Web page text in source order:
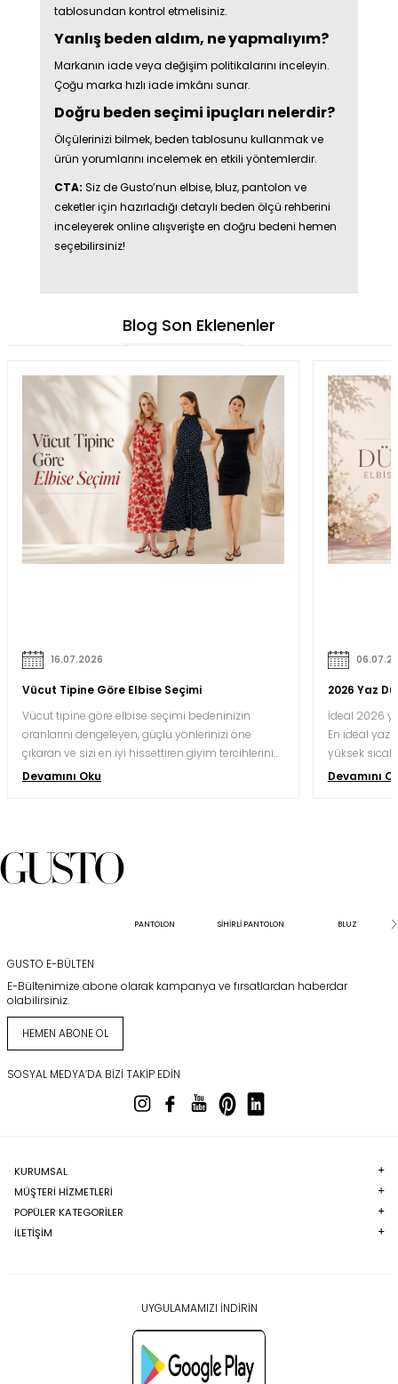
tablosundan kontrol etmelisiniz.
Yanlış beden aldım, ne yapmalıyım?
Markanın iade veya değişim politikalarını inceleyin.
Çoğu marka hızlı iade imkânı sunar.
Doğru beden seçimi ipuçları nelerdir?
Ölçülerinizi bilmek, beden tablosunu kullanmak ve
ürün yorumlarını incelemek en etkili yöntemlerdir.
CTA: Siz de Gusto’nun elbise, bluz, pantolon ve
ceketler için hazırladığı detaylı beden ölçü rehberini
inceleyerek online alışverişte en doğru bedeni hemen
seçebilirsiniz!
Blog Son Eklenenler
16.07.2026
Vücut Tipine Göre Elbise Seçimi
Vücut tipine göre elbise seçimi bedeninizin
oranlarını dengeleyen, güçlü yönlerinizi öne
çıkaran ve sizi en iyi hissettiren giyim tercihlerini
yapmak için oldukça önemlidir. Doğru kesim ve
Devamını Oku
2026 Yaz
İdeal 2026
En ideal yaz
yüksek
nefes
Devamını
PANTOLON SİHİRLİ PANTOLON BLUZ
GUSTO E-BÜLTEN
E-Bültenimize abone olarak kampanya ve fırsatlardan haberdar
olabilirsiniz.
HEMEN ABONE OL
SOSYAL MEDYA’DA BIZI TAKIP EDIN
KURUMSAL
MÜŞTERI HIZMETLERI
POPÜLER KATEGORILER
İLETİŞİM
UYGULAMAMIZI İNDİRİN